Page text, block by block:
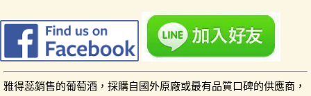
雅得蕊銷售的葡萄酒，採購自國外原廠或最有品質口碑的供應商，